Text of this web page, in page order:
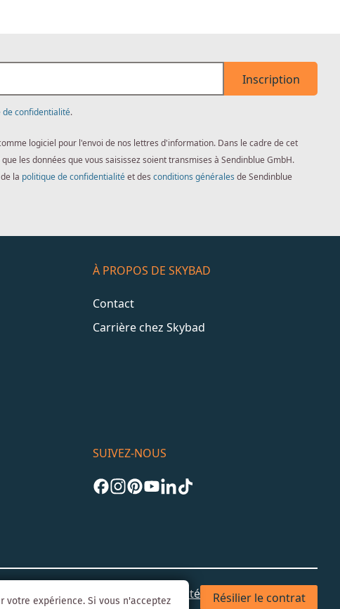
Inscription
de confidentialité.
logiciel pour l'envoi de nos lettres d'information. Dans le cadre de cet
les données que vous saisissez soient transmises à Sendinblue GmbH.
la politique de confidentialitéet des conditions générales de Sendinblue
À PROPOS DE SKYBAD
Contact
Carrière chez Skybad
SUIVEZ-NOUS
CGV Confidentialité & Sécurité Résilier le contrat
expérience. Si vous n'acceptez